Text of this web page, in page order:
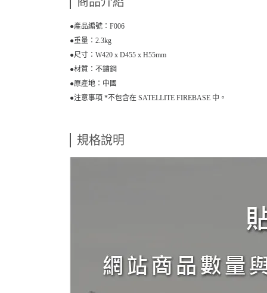
●產品編號：F006
●重量：2.3kg
●尺寸：W420 x D455 x H55mm
●材質：不鏽鋼
●原產地：中國
●注意事項 *不包含在 SATELLITE FIREBASE 中。
規格說明